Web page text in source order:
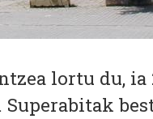
lortu du,